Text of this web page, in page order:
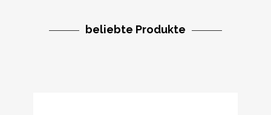
beliebte Produkte